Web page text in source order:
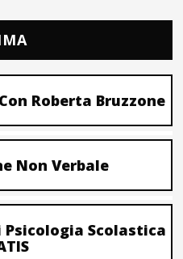
Roberta Bruzzone
Non Verbale
Psicologia Scolastica